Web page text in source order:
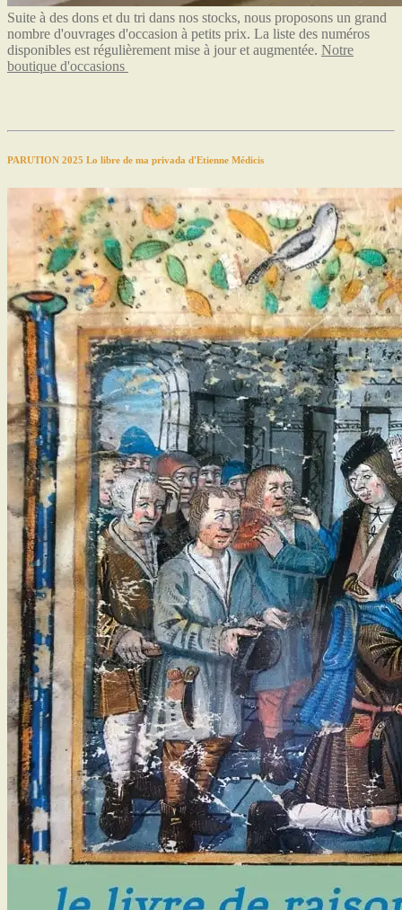
Suite à des dons et du tri dans nos stocks, nous proposons un grand
nombre d'ouvrages d'occasion à petits prix. La liste des numéros
disponibles est régulièrement mise à jour et augmentée. Notre
boutique d'occasions
PARUTION 2025 Lo libre de ma privada d'Etienne Médicis